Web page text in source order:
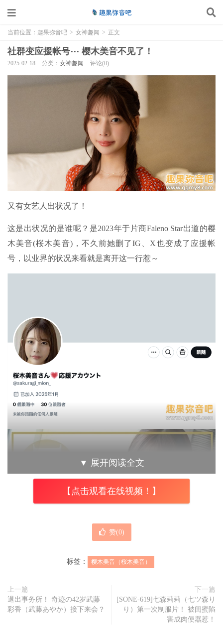
当前位置： 趣果弥音吧 > 女神趣闻 > 正文
社群变应援帐号⋯ 樱木美音不见了！
2025-02-18 分类： 女神趣闻 评论(0)
又有女艺人出状况了！
这是出状况的是谁呢？是2023年于片商Faleno Star出道的樱
木美音(桜木美音)，不久前她删了IG、X也变成了应援帐
号，以业界的状况来看就是离开这一行惹～
▼ 展开阅读全文
【点击观看在线视频！】
赞(0)
标签： 樱木美音（桜木美音）
上一篇
退出事务所！ 奇迹の42岁武藤
彩香（武藤あやか）接下来会？
下一篇
[SONE-619]七森莉莉（七ツ森り
り）第一次制服片！ 被闺蜜陷
害成肉便器惹！